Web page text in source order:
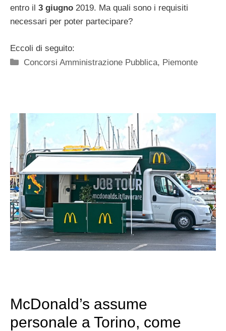
entro il 3 giugno 2019. Ma quali sono i requisiti
necessari per poter partecipare?
Eccoli di seguito:
Categorie
Concorsi Amministrazione Pubblica, Piemonte
McDonald’s assume
personale a Torino, come